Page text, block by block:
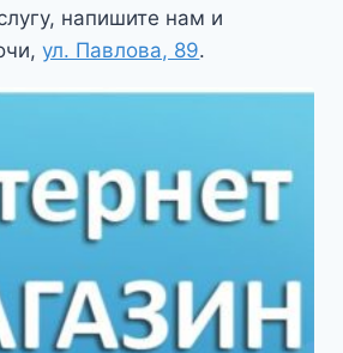
напишите нам и
ул. Павлова, 89.